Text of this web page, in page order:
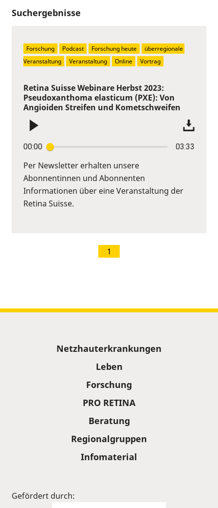
Suchergebnisse
Retina Suisse Webinare Herbst 2023:
Pseudoxanthoma elasticum (PXE): Von
Angioiden Streifen und Kometschweifen
00:00 03:33
Per Newsletter erhalten unsere
Abonnentinnen und Abonnenten
Informationen über eine Veranstaltung der
Retina Suisse.
Forschung Podcast Forschung heute
überregionale
Veranstaltung
Veranstaltung Online Vortrag
1
Netzhauterkrankungen
Leben
Forschung
PRO RETINA
Beratung
Regionalgruppen
Infomaterial
Gefördert durch: